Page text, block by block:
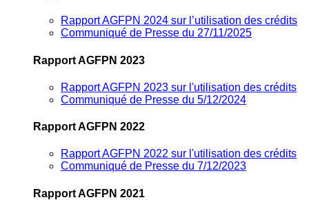
Rapport AGFPN 2024 sur l’utilisation des crédits
Communiqué de Presse du 27/11/2025
Rapport AGFPN 2023
Rapport AGFPN 2023 sur l'utilisation des crédits
Communiqué de Presse du 5/12/2024
Rapport AGFPN 2022
Rapport AGFPN 2022 sur l'utilisation des crédits
Communiqué de Presse du 7/12/2023
Rapport AGFPN 2021